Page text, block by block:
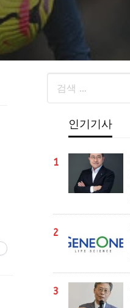
인기기사
1
2
3